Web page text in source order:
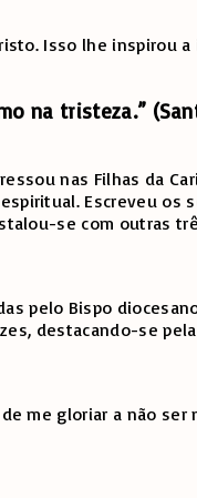
Isso lhe inspirou
na tristeza.”
nas Filhas da
Escreveu os
se com outras
pelo Bispo
destacando-se
me gloriar a não ser